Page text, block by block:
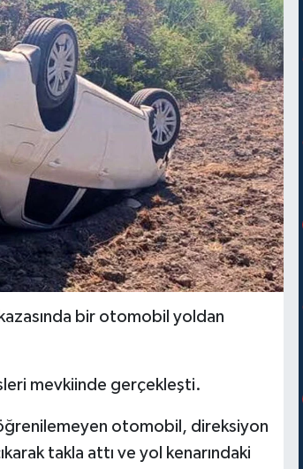
bir otomobil yoldan
mevkiinde gerçekleşti.
otomobil, direksiyon
takla attı ve yol kenarındaki